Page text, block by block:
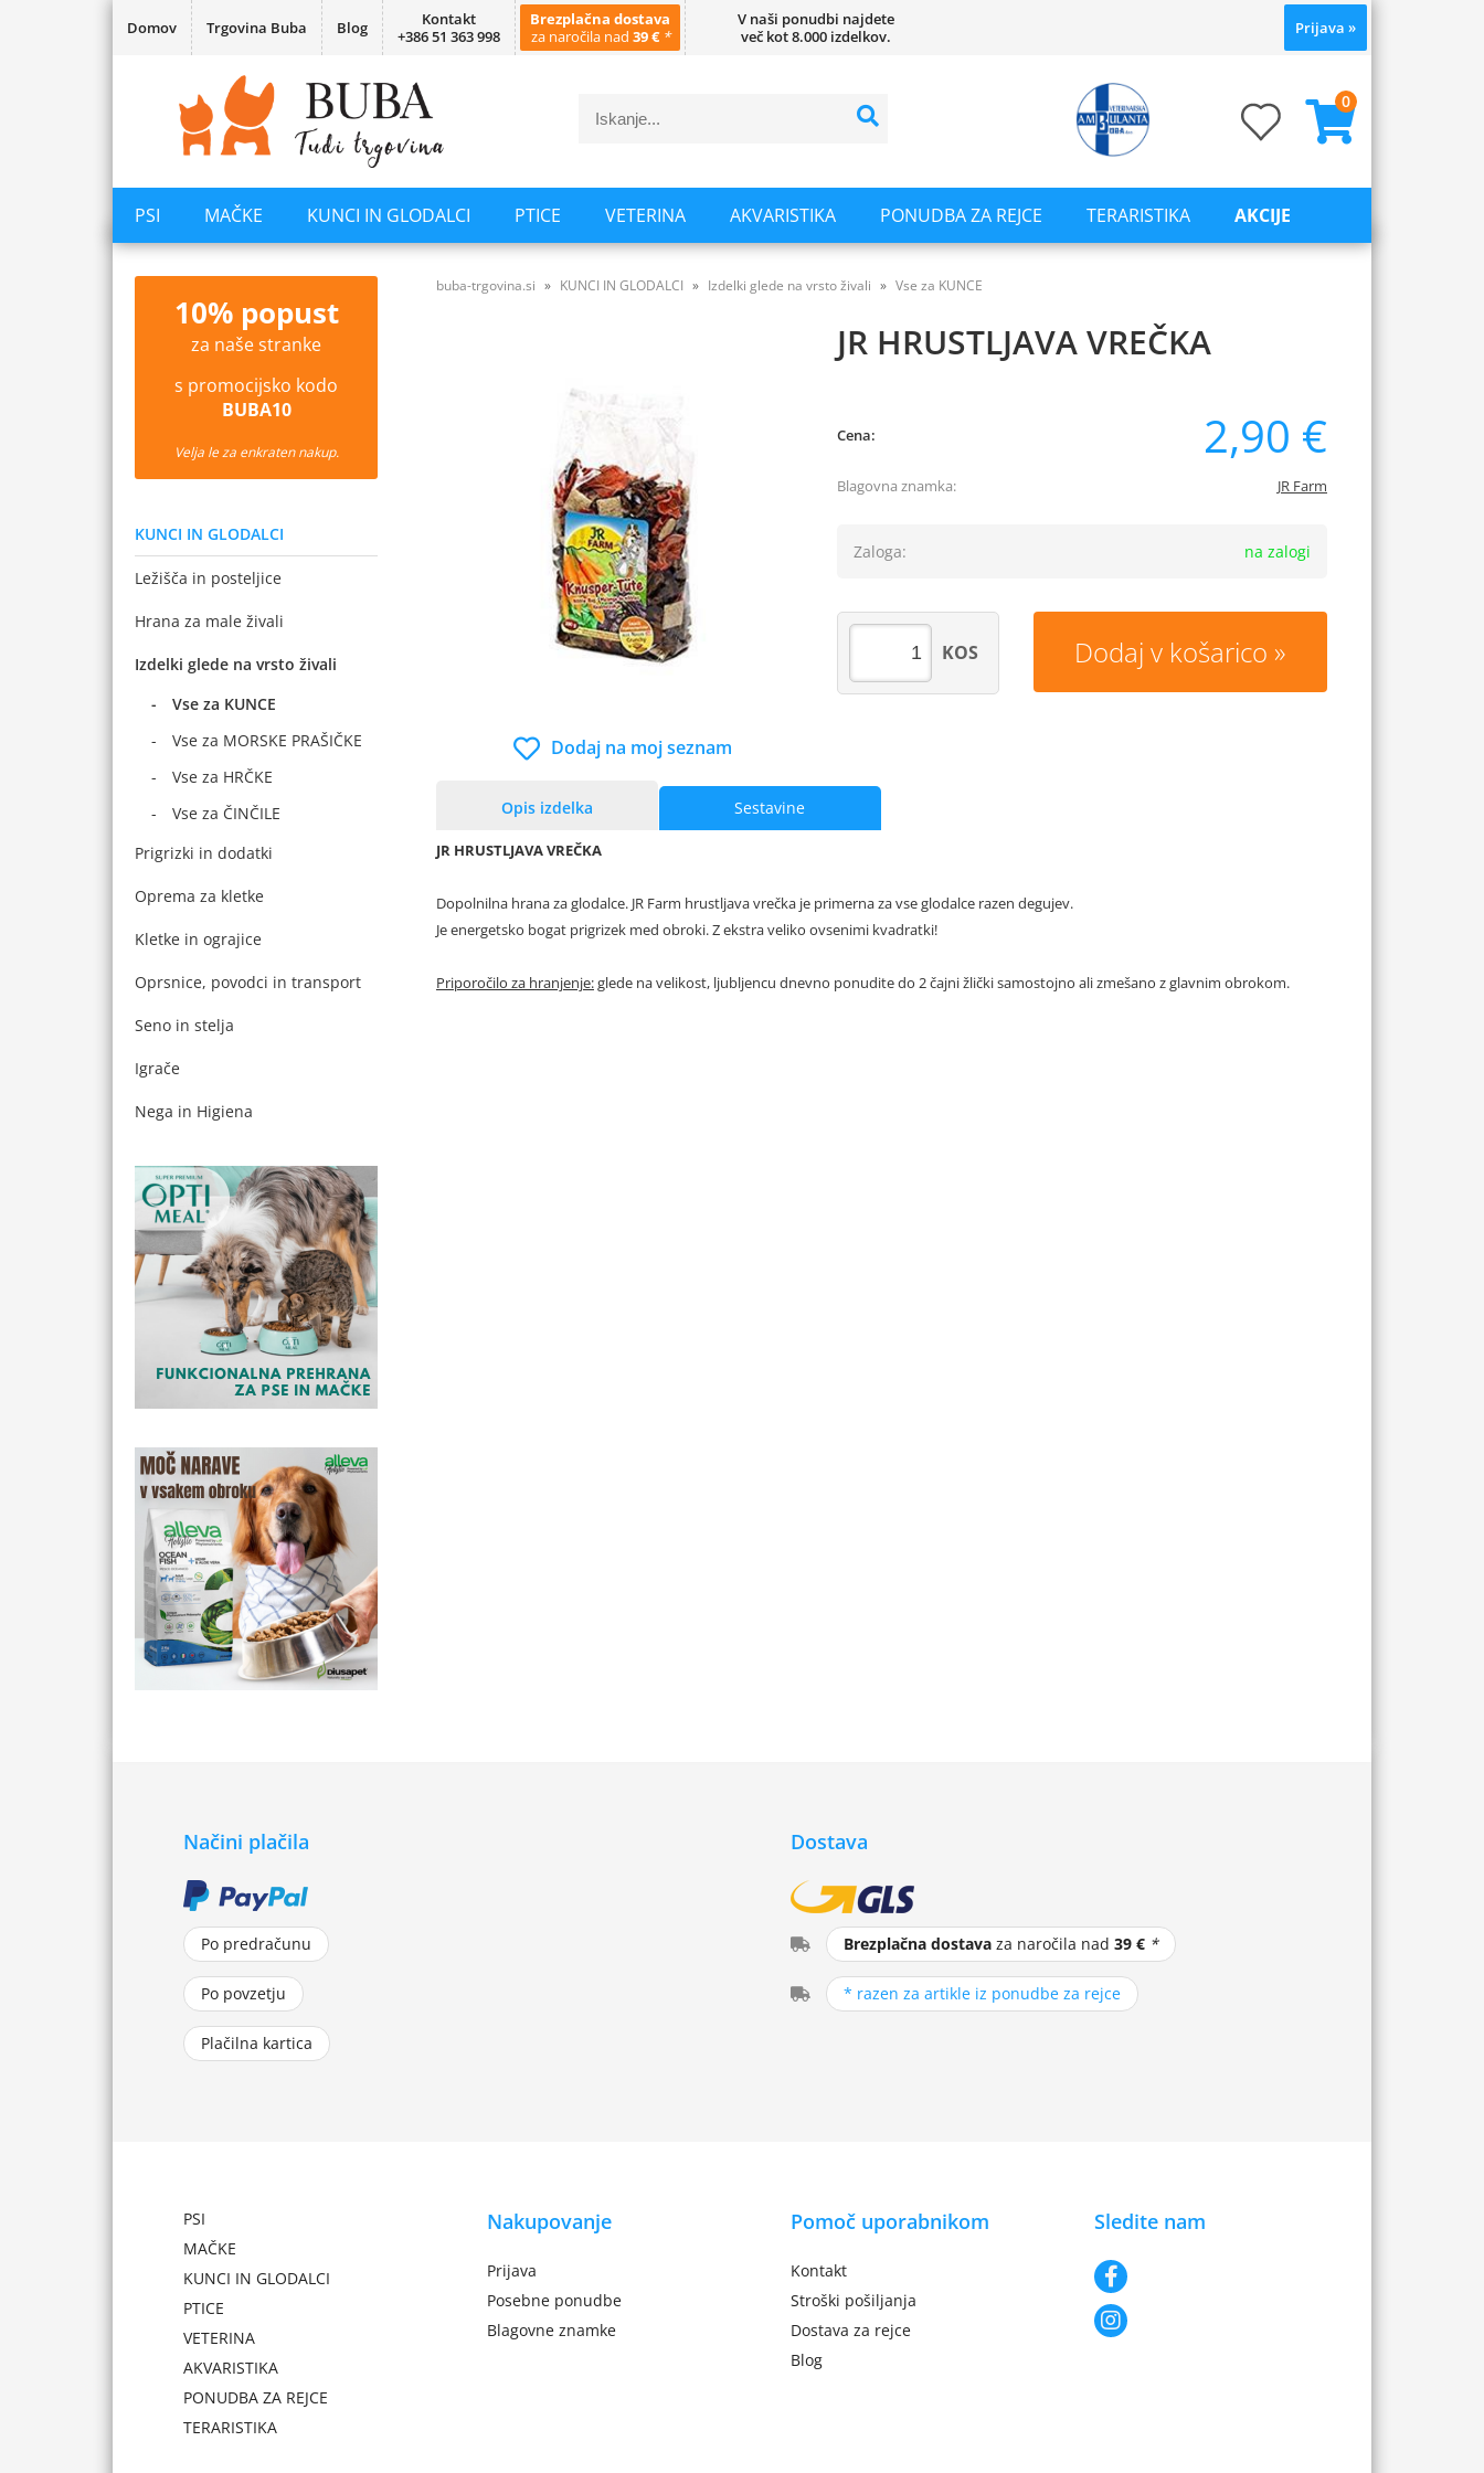
Domov Trgovina Buba Blog
Kontakt
+386 51 363 998
Brezplačna dostava
za naročila nad 39 € *
V naši ponudbi najdete
več kot 8.000 izdelkov.
Prijava »
0
PSI MAČKE KUNCI IN GLODALCI PTICE VETERINA AKVARISTIKA PONUDBA ZA REJCE TERARISTIKA AKCIJE
10% popust
za naše stranke
s promocijsko kodo
BUBA10
Velja le za enkraten nakup.
KUNCI IN GLODALCI
Ležišča in posteljice
Hrana za male živali
Izdelki glede na vrsto živali
Vse za KUNCE
Vse za MORSKE PRAŠIČKE
Vse za HRČKE
Vse za ČINČILE
Prigrizki in dodatki
Oprema za kletke
Kletke in ograjice
Oprsnice, povodci in transport
Seno in stelja
Igrače
Nega in Higiena
buba-trgovina.si KUNCI IN GLODALCI Izdelki glede na vrsto živali Vse za KUNCE
JR HRUSTLJAVA VREČKA
Dodaj na moj seznam
Cena: 2,90 €
Blagovna znamka: JR Farm
Zaloga: na zalogi
Dodaj v košarico
KOS
Opis izdelka Sestavine
JR HRUSTLJAVA VREČKA
Dopolnilna hrana za glodalce. JR Farm hrustljava vrečka je primerna za vse glodalce razen degujev.
Je energetsko bogat prigrizek med obroki. Z ekstra veliko ovsenimi kvadratki!
Priporočilo za hranjenje:glede na velikost, ljubljencu dnevno ponudite do 2 čajni žlički samostojno ali zmešano z glavnim obrokom.
Načini plačila
Po predračunu
Po povzetju
Plačilna kartica
Dostava
Brezplačna dostavaza naročila nad 39 € *
* razen za artikle iz ponudbe za rejce
PSI
MAČKE
KUNCI IN GLODALCI
PTICE
VETERINA
AKVARISTIKA
PONUDBA ZA REJCE
TERARISTIKA
Nakupovanje
Prijava
Posebne ponudbe
Blagovne znamke
Pomoč uporabnikom
Kontakt
Stroški pošiljanja
Dostava za rejce
Blog
Sledite nam